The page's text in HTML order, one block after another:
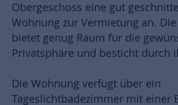
Obergeschoss eine gut
Wohnung zur Vermietung an.
bietet genug Raum für die
Privatsphäre und besticht durch
Die Wohnung verfügt über ein
Tageslichtbadezimmer mit einer